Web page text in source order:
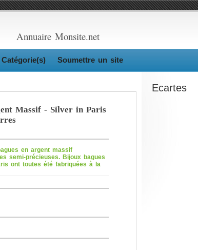
Annuaire Monsite.net
Catégorie(s) Soumettre un site
Ecartes
Massif - Silver in Paris
en argent massif
semi-précieuses. Bijoux bagues
ont toutes été fabriquées à la